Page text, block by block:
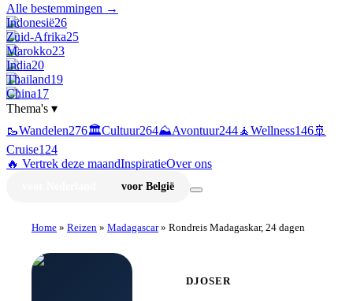
Alle bestemmingen →
Indonesië26
Zuid-Afrika25
Marokko23
India20
Thailand19
China17
Thema's ▾
🥾Wandelen276🏛️Cultuur264⛰️Avontuur244🧘Wellness146🚢
Cruise124
🔥 Vertrek deze maandInspiratieOver ons
voor België
Home » Reizen » Madagascar » Rondreis Madagaskar, 24 dagen
DJOSER